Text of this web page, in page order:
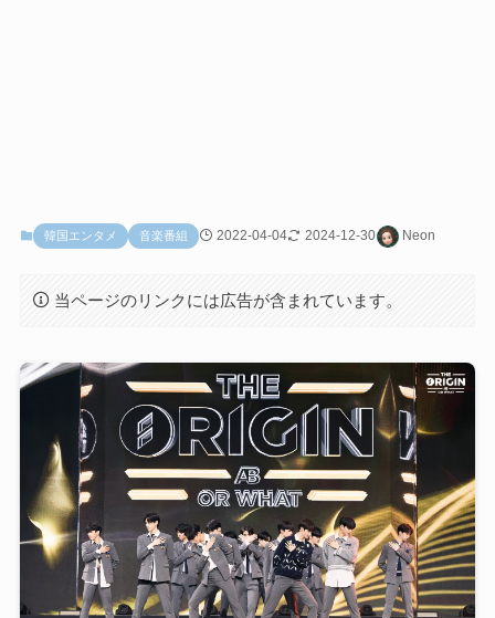
韓国エンタメ 音楽番組 2022-04-04 2024-12-30 Neon
当ページのリンクには広告が含まれています。